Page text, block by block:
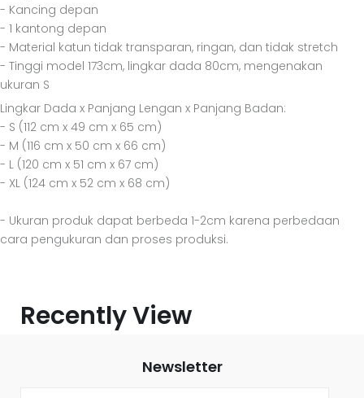
- Kancing depan
- 1 kantong depan
- Material katun tidak transparan, ringan, dan tidak stretch
- Tinggi model 173cm, lingkar dada 80cm, mengenakan
ukuran S
Lingkar Dada x Panjang Lengan x Panjang Badan:
- S (112 cm x 49 cm x 65 cm)
- M (116 cm x 50 cm x 66 cm)
- L (120 cm x 51 cm x 67 cm)
- XL (124 cm x 52 cm x 68 cm)
- Ukuran produk dapat berbeda 1-2cm karena perbedaan
cara pengukuran dan proses produksi.
Recently View
Newsletter